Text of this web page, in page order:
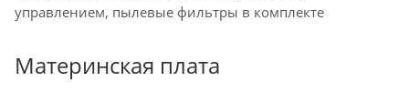
управлением, пылевые фильтры в комплекте
Материнская плата